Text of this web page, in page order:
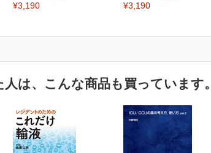
¥3,190 ¥3,190
は、こんな商品も買っています。